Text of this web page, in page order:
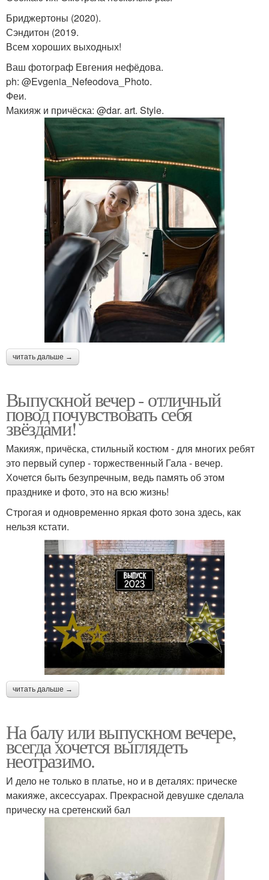
Бриджертоны (2020).
Сэндитон (2019.
Всем хороших выходных!
Ваш фотограф Евгения нефёдова.
ph: @Evgenia_Nefeodova_Photo.
Феи.
Макияж и причёска: @dar. art. Style.
читать дальше →
Выпускной вечер - отличный
повод почувствовать себя
звёздами!
Макияж, причёска, стильный костюм - для многих ребят
это первый супер - торжественный Гала - вечер.
Хочется быть безупречным, ведь память об этом
празднике и фото, это на всю жизнь!
Строгая и одновременно яркая фото зона здесь, как
нельзя кстати.
читать дальше →
На балу или выпускном вечере,
всегда хочется выглядеть
неотразимо.
И дело не только в платье, но и в деталях: прическе
макияже, аксессуарах. Прекрасной девушке сделала
прическу на сретенский бал